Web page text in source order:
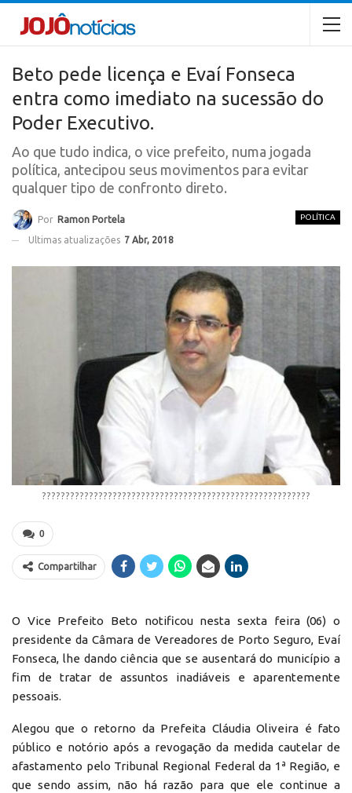
Beto pede licença e Evaí Fonseca
entra como imediato na sucessão do
Poder Executivo.
Ao que tudo indica, o vice prefeito, numa jogada
política, antecipou seus movimentos para evitar
qualquer tipo de confronto direto.
POLÍTICA
Por Ramon Portela
Ultimas atualizações 7 Abr, 2018
?????????????????????????????????????????????????????????
0
Compartilhar
O Vice Prefeito Beto notificou nesta sexta feira (06) o
presidente da Câmara de Vereadores de Porto Seguro, Evaí
Fonseca, lhe dando ciência que se ausentará do município a
fim de tratar de assuntos inadiáveis e aparentemente
pessoais.
Alegou que o retorno da Prefeita Cláudia Oliveira é fato
público e notório após a revogação da medida cautelar de
afastamento pelo Tribunal Regional Federal da 1ª Região, e
que sendo assim, não há razão para que ele continue a